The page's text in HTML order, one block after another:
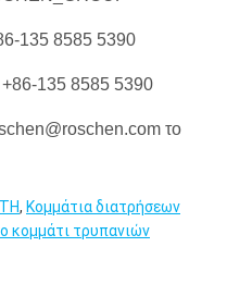
135 8585 5390
135 8585 5390
το
, Κομμάτια διατρήσεων
κομμάτι τρυπανιών